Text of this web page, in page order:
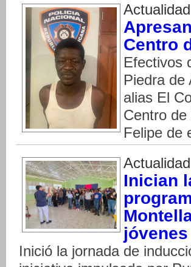
Actualidad
Centro
Efectivos
Piedra de
alias El
Centro
Felipe de
Actualidad
Inician
jóvenes
Inició la jornada de